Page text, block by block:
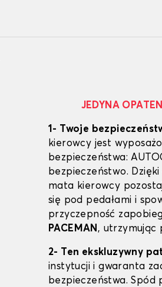
JEDYNA
1- Twoje
kierowcy jest
bezpieczeństwa:
bezpieczeństwo.
mata kierowcy
się pod pedałami i
przyczepność
PACEMAN, utrzymując
2- Ten ekskluzywny
instytucji i gwaranta
bezpieczeństwa. Spód